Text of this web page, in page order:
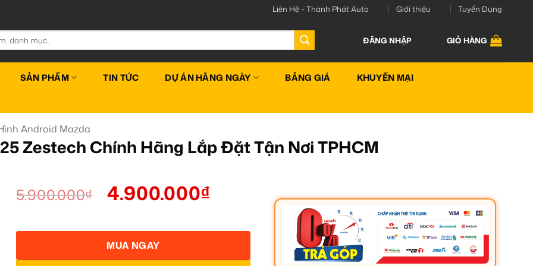
Liên Hệ – Thành Phát Auto Giới thiệu Tuyển Dụng
ĐĂNG NHẬP GIỎ HÀNG
SẢN PHẨM TIN TỨC DỰ ÁN HẰNG NGÀY BẢNG GIÁ KHUYẾN MẠI
Android Mazda
Zestech Chính Hãng Lắp Đặt Tận Nơi TPHCM
5.900.000₫ 4.900.000₫
MUA NGAY